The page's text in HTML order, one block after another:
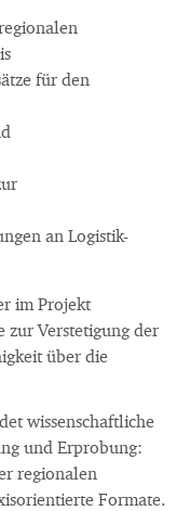
für den
an Logistik-
im Projekt
zur Verstetigung der
über die
wissenschaftliche
und Erprobung:
regionalen
Formate.